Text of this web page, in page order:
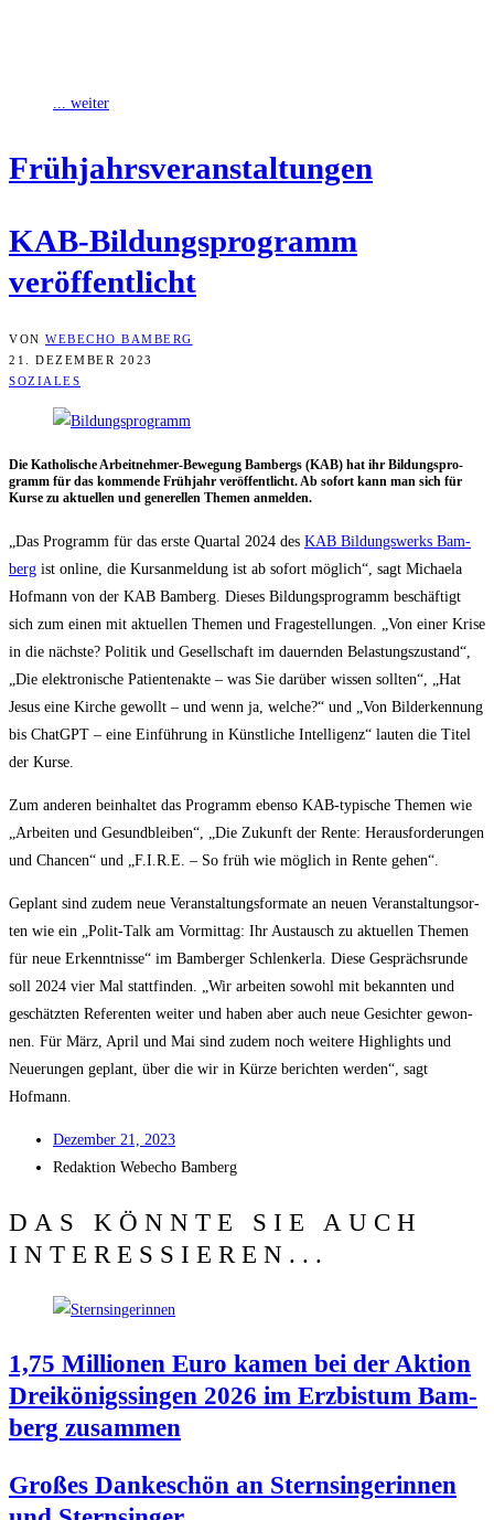
... weiter
Früh­jahrs­ver­an­stal­tun­gen
KAB-Bil­dungs­pro­gramm
veröffentlicht
VON WEBECHO BAMBERG
21. DEZEMBER 2023
SOZIALES
Die Katho­li­sche Arbeit­neh­mer-Bewe­gung Bam­bergs (KAB) hat ihr Bil­dungs­pro­
gramm für das kom­men­de Früh­jahr ver­öf­fent­licht. Ab sofort kann man sich für
Kur­se zu aktu­el­len und gene­rel­len The­men anmelden.
„Das Pro­gramm für das ers­te Quar­tal 2024 des KAB Bil­dungs­werks Bam­
berg ist online, die Kurs­an­mel­dung ist ab sofort mög­lich“, sagt Michae­la
Hof­mann von der KAB Bam­berg. Die­ses Bil­dungs­pro­gramm beschäf­tigt
sich zum einen mit aktu­el­len The­men und Fra­ge­stel­lun­gen. „Von einer Kri­se
in die nächs­te? Poli­tik und Gesell­schaft im dau­ern­den Belas­tungs­zu­stand“,
„Die elek­tro­ni­sche Pati­en­ten­ak­te – was Sie dar­über wis­sen soll­ten“, „Hat
Jesus eine Kir­che gewollt – und wenn ja, wel­che?“ und „Von Bil­der­ken­nung
bis ChatGPT – eine Ein­füh­rung in Künst­li­che Intel­li­genz“ lau­ten die Titel
der Kurse.
Zum ande­ren beinhal­tet das Pro­gramm eben­so KAB-typi­sche The­men wie
„Arbei­ten und Gesund­blei­ben“, „Die Zukunft der Ren­te: Her­aus­for­de­run­gen
und Chan­cen“ und „F.I.R.E. – So früh wie mög­lich in Ren­te gehen“.
Geplant sind zudem neue Ver­an­stal­tungs­for­ma­te an neu­en Ver­an­stal­tungs­or­
ten wie ein „Polit-Talk am Vor­mit­tag: Ihr Aus­tausch zu aktu­el­len The­men
für neue Erkennt­nis­se“ im Bam­ber­ger Schlen­kerla. Die­se Gesprächs­run­de
soll 2024 vier Mal statt­fin­den. „Wir arbei­ten sowohl mit bekann­ten und
geschätz­ten Refe­ren­ten wei­ter und haben aber auch neue Gesich­ter gewon­
nen. Für März, April und Mai sind zudem noch wei­te­re High­lights und
Neue­run­gen geplant, über die wir in Kür­ze berich­ten wer­den“, sagt
Hofmann.
Dezem­ber 21, 2023
Redak­ti­on Web­echo Bamberg
DAS KÖNNTE SIE AUCH
INTERESSIEREN...
1,75 Mil­lio­nen Euro kamen bei der Akti­on
Drei­kö­nigs­sin­gen 2026 im Erz­bis­tum Bam­
berg zusammen
Gro­ßes Dan­ke­schön an Stern­sin­ge­rin­nen